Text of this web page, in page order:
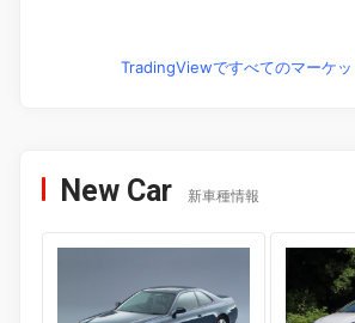
TradingViewですべてのマーケ
New Car 新車種情報